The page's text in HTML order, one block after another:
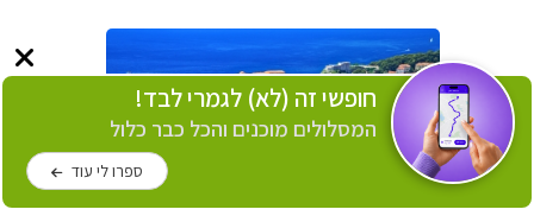
חופשי זה (לא) לגמרי לבד!
המסלולים מוכנים והכל כבר כלול
ספרו לי עוד